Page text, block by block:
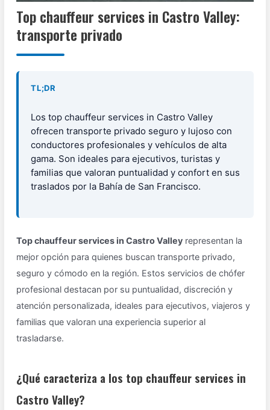
Top chauffeur services in Castro Valley:
transporte privado
TL;DR
Los top chauffeur services in Castro Valley
ofrecen transporte privado seguro y lujoso con
conductores profesionales y vehículos de alta
gama. Son ideales para ejecutivos, turistas y
familias que valoran puntualidad y confort en sus
traslados por la Bahía de San Francisco.
Top chauffeur services in Castro Valley representan la
mejor opción para quienes buscan transporte privado,
seguro y cómodo en la región. Estos servicios de chófer
profesional destacan por su puntualidad, discreción y
atención personalizada, ideales para ejecutivos, viajeros y
familias que valoran una experiencia superior al
trasladarse.
¿Qué caracteriza a los top chauffeur services in
Castro Valley?